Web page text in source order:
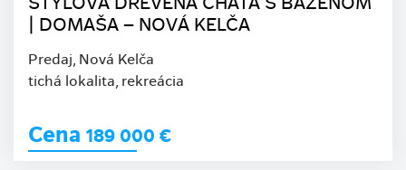
| DOMAŠA – NOVÁ KELČA
Predaj, Nová Kelča
tichá lokalita, rekreácia
Cena 189 000 €